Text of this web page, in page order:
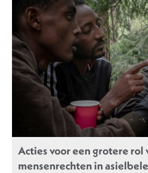
Acties voor een grotere rol
mensenrechten in